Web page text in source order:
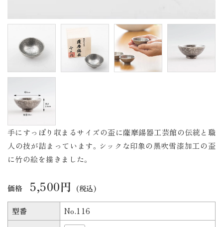
手にすっぽり収まるサイズの盃に薩摩錫器工芸館の伝統と職
人の技が詰まっています。シックな印象の黒吹雪漆加工の盃
に竹の絵を描きました。
価格 5,500円 (税込)
型番 No.116